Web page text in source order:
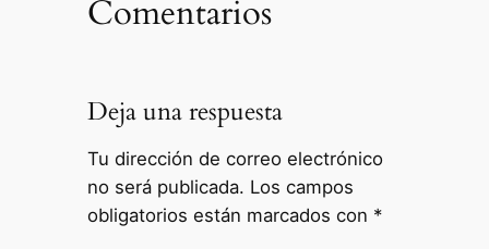
Comentarios
Deja una respuesta
Tu dirección de correo electrónico
no será publicada. Los campos
obligatorios están marcados con *